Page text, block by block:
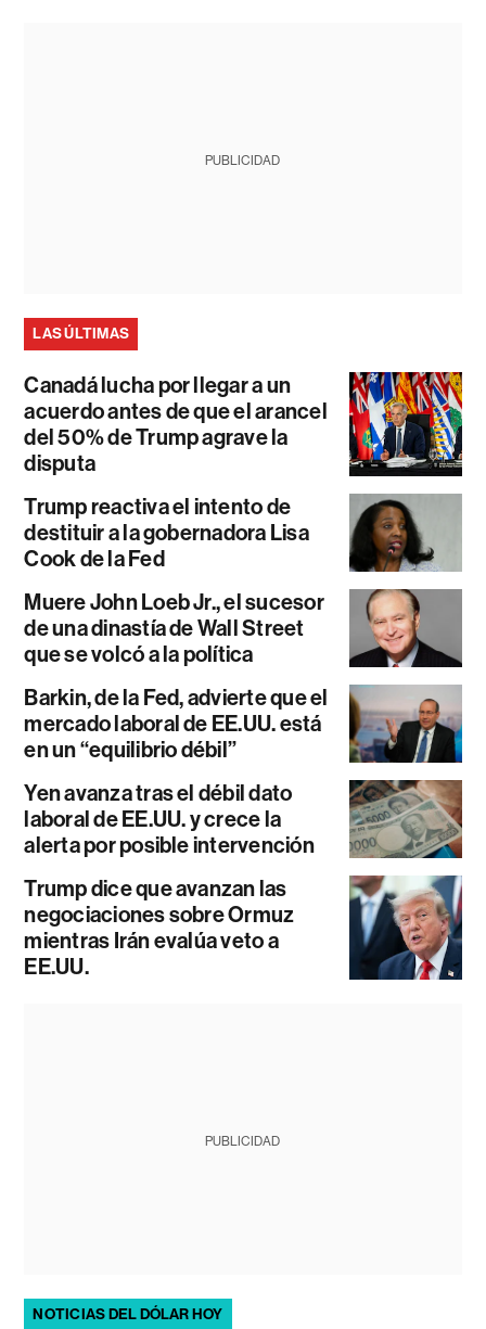
PUBLICIDAD
LAS ÚLTIMAS
Canadá lucha por llegar a un
acuerdo antes de que el arancel
del 50% de Trump agrave la
disputa
Trump reactiva el intento de
destituir a la gobernadora Lisa
Cook de la Fed
Muere John Loeb Jr., el sucesor
de una dinastía de Wall Street
que se volcó a la política
Barkin, de la Fed, advierte que el
mercado laboral de EE.UU. está
en un “equilibrio débil”
Yen avanza tras el débil dato
laboral de EE.UU. y crece la
alerta por posible intervención
Trump dice que avanzan las
negociaciones sobre Ormuz
mientras Irán evalúa veto a
EE.UU.
PUBLICIDAD
NOTICIAS DEL DÓLAR HOY